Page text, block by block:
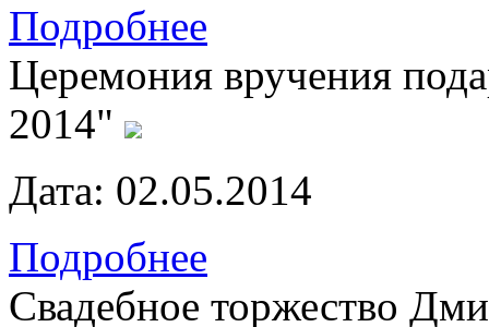
Подробнее
Церемония вручения
2014"
Дата: 02.05.2014
Подробнее
Свадебное торжество